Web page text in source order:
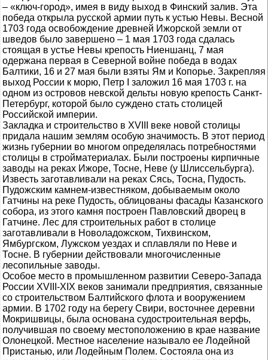
– «ключ-город», имея в виду выход в Финский залив. Эта
победа открыла русской армии путь к устью Невы. Весной
1703 года освобождение древней Ижорской земли от
шведов было завершено – 1 мая 1703 года сдалась
стоящая в устье Невы крепость Ниеншанц, 7 мая
одержана первая в Северной войне победа в водах
Балтики, 16 и 27 мая были взяты Ям и Копорье. Закрепляя
выход России к морю, Петр I заложил 16 мая 1703 г. на
одном из островов невской дельты новую крепость Санкт-
Петербург, которой было суждено стать столицей
Российской империи.
Закладка и строительство в XVIII веке новой столицы
придала нашим землям особую значимость. В этот период
жизнь губернии во многом определялась потребностями
столицы в стройматериалах. Были построены кирпичные
заводы на реках Ижоре, Тосне, Неве (у Шлиссельбурга).
Известь заготавливали на реках Сясь, Тосна, Пудость.
Пудожским камнем-известняком, добываемым около
Гатчины на реке Пудость, облицованы фасады Казанского
собора, из этого камня построен Павловский дворец в
Гатчине. Лес для строительных работ в столице
заготавливали в Новоладожском, Тихвинском,
Ямбургском, Лужском уездах и сплавляли по Неве и
Тосне. В губернии действовали многочисленные
лесопильные заводы.
Особое место в промышленном развитии Северо-Запада
России ХVIII-ХIХ веков занимали предприятия, связанные
со строительством Балтийского флота и вооружением
армии. В 1702 году на берегу Свири, восточнее деревни
Мокришвицы, была основана судостроительная верфь,
получившая по своему местоположению в крае название
Олонецкой. Местное население называло ее Лодейной
Пристанью, или Лодейным Полем. Состояла она из